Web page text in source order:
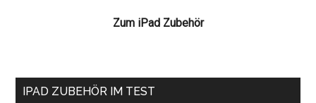
Zum iPad Zubehör
IPAD ZUBEHÖR IM TEST